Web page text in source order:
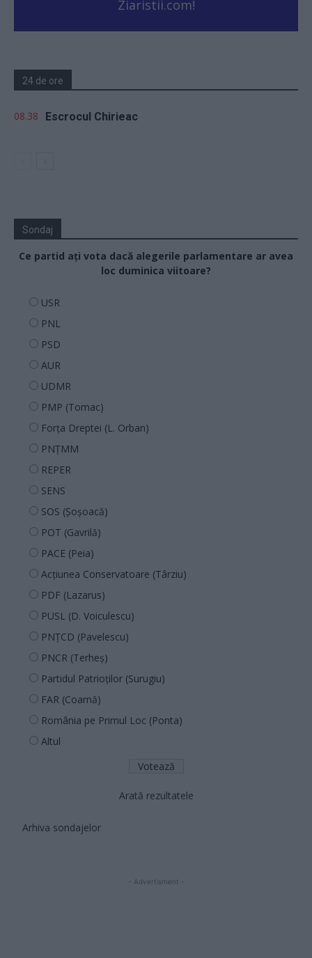
Ziaristii.com!
24 de ore
08.38 Escrocul Chirieac
Sondaj
Ce partid ați vota dacă alegerile parlamentare ar avea
loc duminica viitoare?
USR
PNL
PSD
AUR
UDMR
PMP (Tomac)
Forța Dreptei (L. Orban)
PNȚMM
REPER
SENS
SOS (Șoșoacă)
POT (Gavrilă)
PACE (Peia)
Acțiunea Conservatoare (Târziu)
PDF (Lazarus)
PUSL (D. Voiculescu)
PNȚCD (Pavelescu)
PNCR (Terheș)
Partidul Patrioților (Surugiu)
FAR (Coarnă)
România pe Primul Loc (Ponta)
Altul
Arată rezultatele
Arhiva sondajelor
- Advertisment -